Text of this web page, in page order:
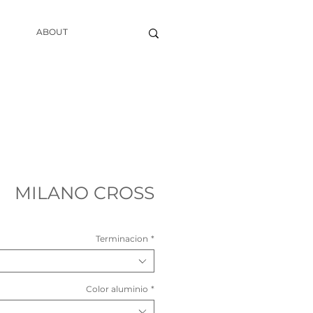
ABOUT
MILANO CROSS
Terminacion *
Color aluminio *